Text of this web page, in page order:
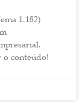
1.182)
o conteúdo!